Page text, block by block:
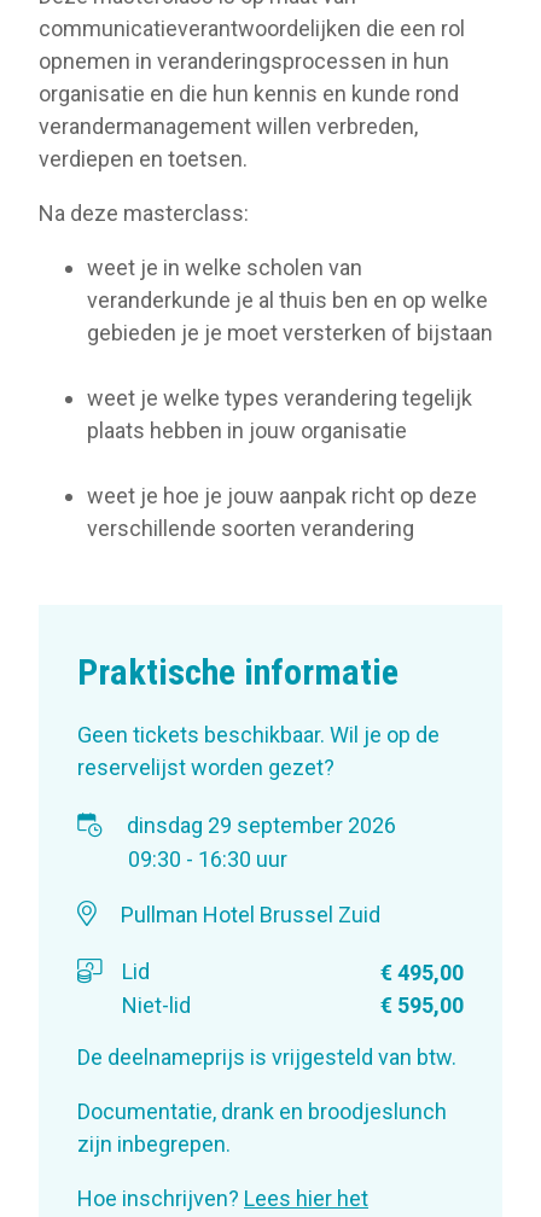
communicatieverantwoordelijken die een rol
opnemen in veranderingsprocessen in hun
organisatie en die hun kennis en kunde rond
verandermanagement willen verbreden,
verdiepen en toetsen.
Na deze masterclass:
weet je in welke scholen van
veranderkunde je al thuis ben en op welke
gebieden je je moet versterken of bijstaan
weet je welke types verandering tegelijk
plaats hebben in jouw organisatie
weet je hoe je jouw aanpak richt op deze
verschillende soorten verandering
Praktische informatie
Geen tickets beschikbaar. Wil je op de
reservelijst worden gezet?
dinsdag 29 september 2026
09:30 - 16:30 uur
Pullman Hotel Brussel Zuid
Lid
€ 495,00
Niet-lid
€ 595,00
De deelnameprijs is vrijgesteld van btw.
Documentatie, drank en broodjeslunch
zijn inbegrepen.
Hoe inschrijven? Lees hier het